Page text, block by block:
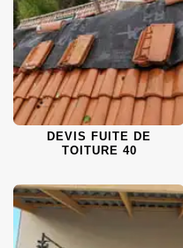
DEVIS FUITE DE
TOITURE 40